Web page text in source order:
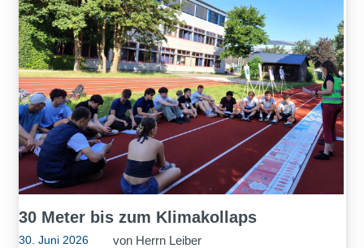
30 Meter bis zum Klimakollaps
30. Juni 2026 von Herrn Leiber